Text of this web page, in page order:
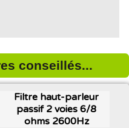
conseillés...
Filtre haut-parleur
passif 2 voies 6/8
ohms 2600Hz